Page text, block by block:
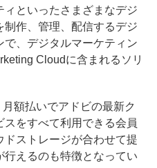
といったさまざまなデジ
制作、管理、配信するデジ
で、デジタルマーケティン
Cloudに含まれるソリ
額払いでアドビの最新ク
スをすべて利用できる会員
ストレージが合わせて提
えるのも特徴となってい